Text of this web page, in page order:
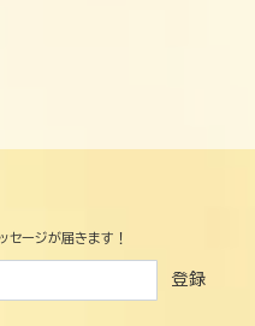
セージが届きます！
登録